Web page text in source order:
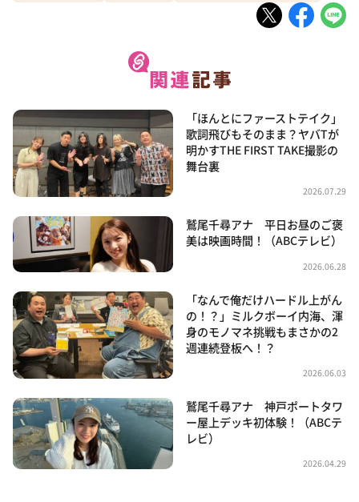
「ほんとにファーストテイク」
歌詞飛びもそのまま？ヤバTが
明かすTHE FIRST TAKE撮影の
舞台裏
2026.07.29
鷲尾千尋アナ 平日お昼のご褒
美は映画時間！（ABCテレビ）
2026.06.28
「なんで俺だけハードル上がん
の！？」ミルクボーイ内海、渾
身のモノマネ挑戦もまさかの2
週連続登板へ！？
2026.06.03
鷲尾千尋アナ 神戸ポートタワ
ー屋上デッキ初体験！（ABCテ
レビ）
2026.04.29